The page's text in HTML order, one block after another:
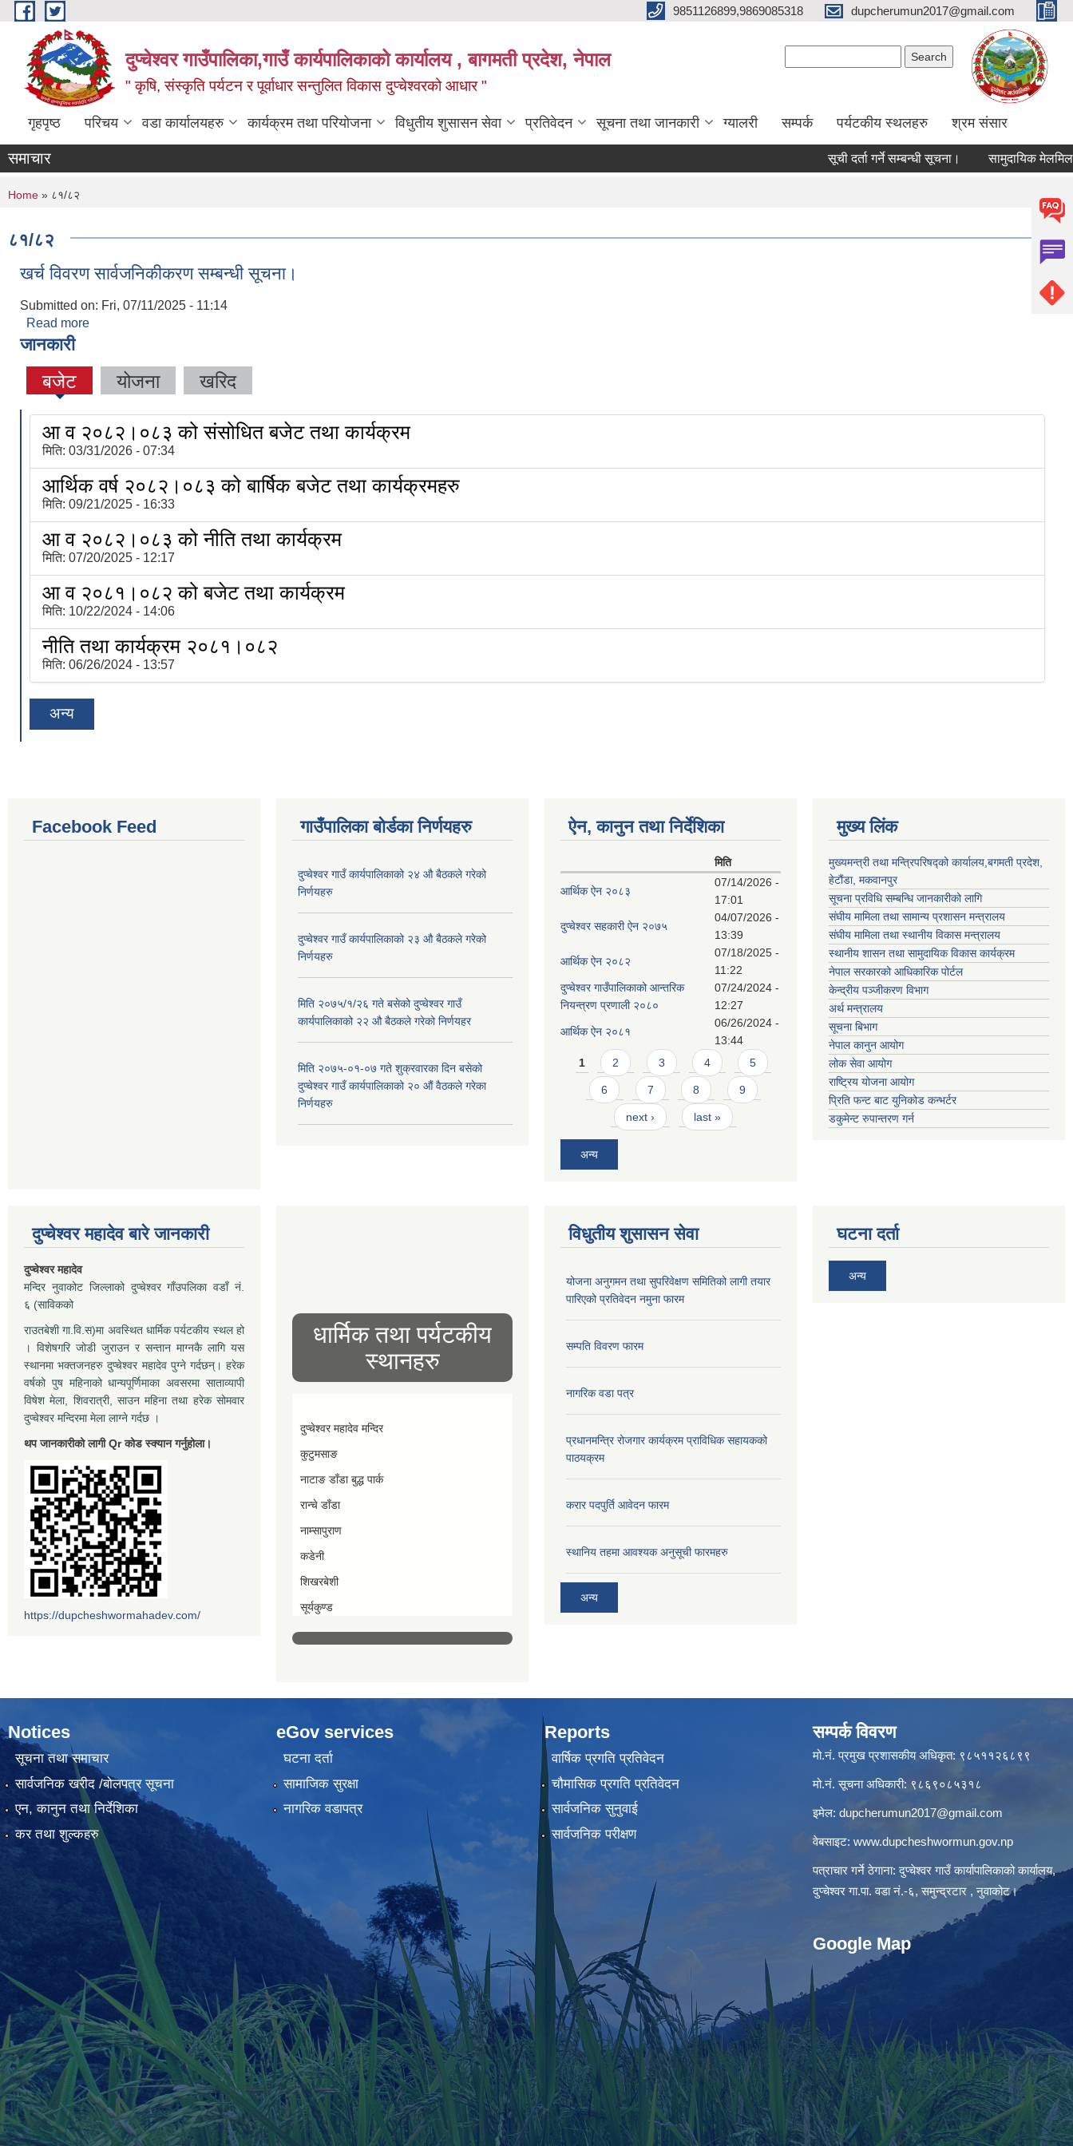
Skip to main content 9851126899,9869085318 dupcherumun2017@gmail.com
दुप्चेश्वर गाउँपालिका,गाउँ कार्यपालिकाको कार्यालय , बागमती प्रदेश, नेपाल
" कृषि, संस्कृति पर्यटन र पूर्वाधार सन्तुलित विकास दुप्चेश्वरको आधार "
गृहपृष्ठ परिचय वडा कार्यालयहरु कार्यक्रम तथा परियोजना विधुतीय शुसासन सेवा प्रतिवेदन सूचना तथा जानकारी ग्यालरी सम्पर्क पर्यटकीय स्थलहरु श्रम संसार
समाचार सूची दर्ता गर्ने सम्बन्धी सूचना। सामुदायिक
You are here
Home » ८१/८२
८१/८२
खर्च विवरण सार्वजनिकीकरण सम्बन्धी सूचना।
Submitted on: Fri, 07/11/2025 - 11:14
Read more
जानकारी
बजेट योजना खरिद
आ व २०८२।०८३ को संसोधित बजेट तथा कार्यक्रम
मिति: 03/31/2026 - 07:34
आर्थिक वर्ष २०८२।०८३ को बार्षिक बजेट तथा कार्यक्रमहरु
मिति: 09/21/2025 - 16:33
आ व २०८२।०८३ को नीति तथा कार्यक्रम
मिति: 07/20/2025 - 12:17
आ व २०८१।०८२ को बजेट तथा कार्यक्रम
मिति: 10/22/2024 - 14:06
नीति तथा कार्यक्रम २०८१।०८२
मिति: 06/26/2024 - 13:57
अन्य
Facebook Feed गाउँपालिका बोर्डका निर्णयहरु
दुप्चेश्वर गाउँ कार्यपालिकाको २४ औ बैठकले गरेको
निर्णयहरु
दुप्चेश्वर गाउँ कार्यपालिकाको २३ औ बैठकले गरेको
निर्णयहरु
मिति २०७५/१/२६ गते बसेको दुप्चेश्वर गाउँ
कार्यपालिकाको २२ औ बैठकले गरेको निर्णयहर
मिति २०७५-०१-०७ गते शुक्रवारका दिन बसेको
दुप्चेश्वर गाउँ कार्यपालिकाको २० औं वैठकले गरेका
निर्णयहरु
ऐन, कानुन तथा निर्देशिका
मिति
आर्थिक ऐन २०८३
07/14/2026 -
17:01
दुप्चेश्वर सहकारी ऐन २०७५
04/07/2026 -
13:39
आर्थिक ऐन २०८२
07/18/2025 -
11:22
दुप्चेश्वर गाउँपालिकाको आन्तरिक
नियन्त्रण प्रणाली २०८०
07/24/2024 -
12:27
आर्थिक ऐन २०८१
06/26/2024 -
13:44
Pages
1 2 3 4 5
6 7 8 9
next › last »
अन्य
मुख्य लिंक
मुख्यमन्त्री तथा मन्त्रिपरिषद्को कार्यालय,बगमती प्रदेश,
हेटौंडा, मकवानपुर
सूचना प्रविधि सम्बन्धि जानकारीको लागि
संघीय मामिला तथा सामान्य प्रशासन मन्त्रालय
संघीय मामिला तथा स्थानीय विकास मन्त्रालय
स्थानीय शासन तथा सामुदायिक विकास कार्यक्रम
नेपाल सरकारको आधिकारिक पोर्टल
केन्द्रीय पञ्जीकरण विभाग
अर्थ मन्त्रालय
सूचना बिभाग
नेपाल कानुन आयोग
लोक सेवा आयोग
राष्ट्रिय योजना आयोग
प्रिति फन्ट बाट युनिकोड कन्भर्टर
डकुमेन्ट रुपान्तरण गर्न
दुप्चेश्वर महादेव बारे जानकारी
दुप्चेश्वर महादेव
मन्दिर नुवाकोट जिल्लाको दुप्चेश्वर गाँउपलिका वडाँ नं.
६ (साविकको
राउतबेशी गा.वि.स)मा अवस्थित धार्मिक पर्यटकीय स्थल हो
। विशेषगरि जोडी जुराउन र सन्तान माग्नकै लागि यस
स्थानमा भक्तजनहरु दुप्चेश्वर महादेव पुग्ने गर्दछन्। हरेक
वर्षको पुष महिनाको धान्यपूर्णिमाका अवसरमा साताव्यापी
विषेश मेला, शिवरात्री, साउन महिना तथा हरेक सोमवार
दुप्चेश्वर मन्दिरमा मेला लाग्ने गर्दछ ।
थप जानकारीको लागी Qr कोड स्क्यान गर्नुहोला।
https://dupcheshwormahadev.com/
धार्मिक तथा पर्यटकीय
स्थानहरु
दुप्चेश्वर महादेव मन्दिर
कुटुमसाङ
नाटाङ डाँडा बुद्ध पार्क
रान्चे डाँडा
नाम्सापुराण
कडेनी
शिखरबेशी
सूर्यकुण्ड
विधुतीय शुसासन सेवा
योजना अनुगमन तथा सुपरिवेक्षण समितिको लागी तयार
पारिएको प्रतिवेदन नमुना फारम
सम्पति विवरण फारम
नागरिक वडा पत्र
प्रधानमन्त्रि रोजगार कार्यक्रम प्राविधिक सहायकको
पाठयक्रम
करार पदपुर्ति आवेदन फारम
स्थानिय तहमा आवश्यक अनुसूची फारमहरु
अन्य
घटना दर्ता
अन्य
Notices
सूचना तथा समाचार
सार्वजनिक खरीद /बोलपत्र सूचना
एन, कानुन तथा निर्देशिका
कर तथा शुल्कहरु
eGov services
घटना दर्ता
सामाजिक सुरक्षा
नागरिक वडापत्र
Reports
वार्षिक प्रगति प्रतिवेदन
चौमासिक प्रगति प्रतिवेदन
सार्वजनिक सुनुवाई
सार्वजनिक परीक्षण
सम्पर्क विवरण
मो.नं. प्रमुख प्रशासकीय अधिकृत: ९८५११२६८९९
मो.नं. सूचना अधिकारी: ९८६९०८५३१८
इमेल: dupcherumun2017@gmail.com
वेबसाइट: www.dupcheshwormun.gov.np
पत्राचार गर्ने ठेगाना: दुप्चेश्वर गाउँ कार्यापालिकाको कार्यालय,
दुप्चेश्वर गा.पा. वडा नं.-६, समुन्द्रटार , नुवाकोट।
Google Map